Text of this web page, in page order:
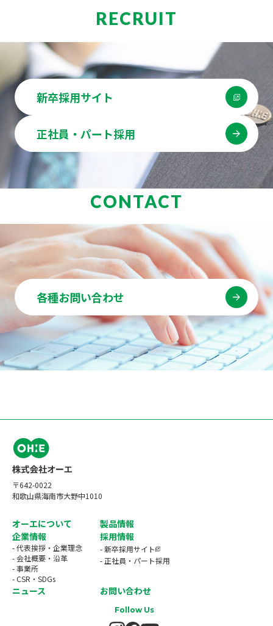
RECRUIT
新卒採用サイト
正社員・パート採用
CONTACT
各種お問い合わせ
〒642-0022
和歌山県海南市大野中1010
オーエについて
製品情報
企業情報
- 代表挨拶・企業理念
- 会社概要・沿革
- 事業所
- CSR・SDGs
採用情報
- 新卒採用サイト
- 正社員・パート採用
ニュース お問い合わせ
Follow Us